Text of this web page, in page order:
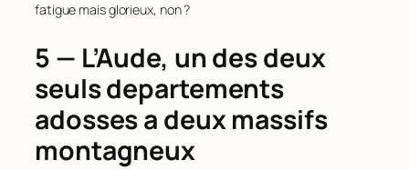
fatigue mais glorieux, non ?
5 — L’Aude, un des deux
seuls departements
adosses a deux massifs
montagneux